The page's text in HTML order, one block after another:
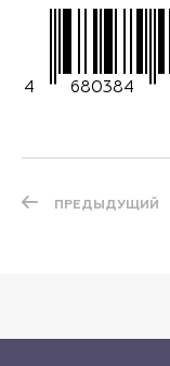
4 680384
ПРЕДЫДУЩИЙ